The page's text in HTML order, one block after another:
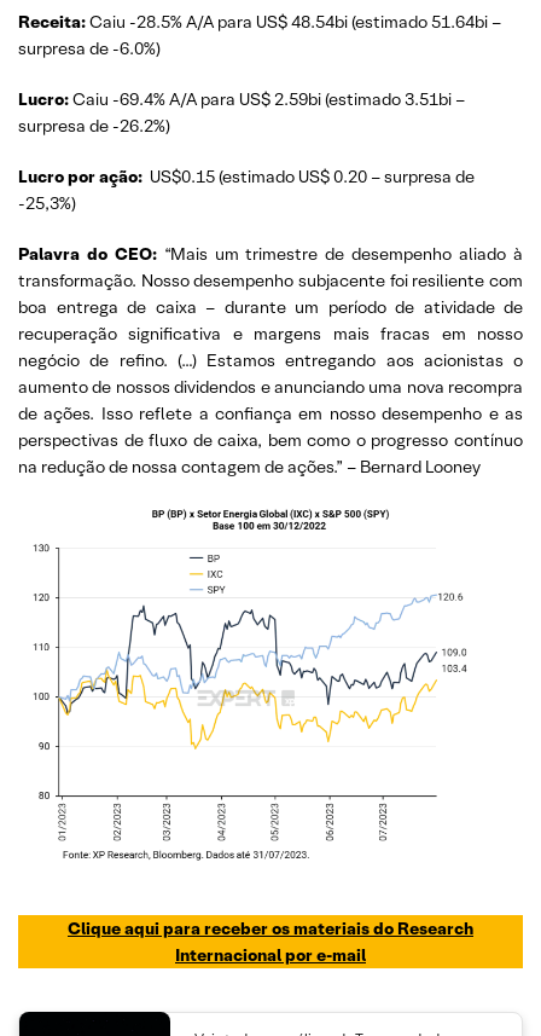
Receita:Caiu -28.5% A/A para US$ 48.54bi (estimado 51.64bi –
surpresa de -6.0%)
Lucro:Caiu -69.4% A/A para US$ 2.59bi (estimado 3.51bi –
surpresa de -26.2%)
Lucro por ação: US$0.15 (estimado US$ 0.20 – surpresa de
-25,3%)
Palavra do CEO:“Mais um trimestre de desempenho aliado à
transformação. Nosso desempenho subjacente foi resiliente com
boa entrega de caixa – durante um período de atividade de
recuperação significativa e margens mais fracas em nosso
negócio de refino. (…) Estamos entregando aos acionistas o
aumento de nossos dividendos e anunciando uma nova recompra
de ações. Isso reflete a confiança em nosso desempenho e as
perspectivas de fluxo de caixa, bem como o progresso contínuo
na redução de nossa contagem de ações.” – Bernard Looney
Clique aqui para receber os materiais do Research
Internacional por e-mail